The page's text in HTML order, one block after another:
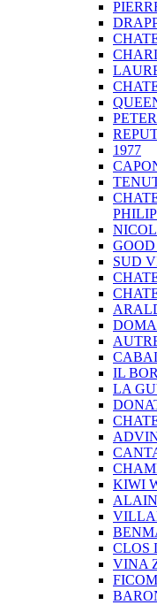
1977
SUD
IL
LA
KIWI
CLOS
VINA